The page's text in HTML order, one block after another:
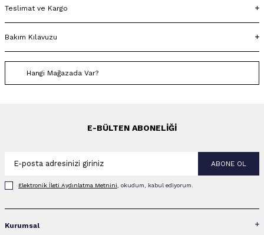
Teslimat ve Kargo
Bakım Kılavuzu
Hangi Mağazada Var?
E-BÜLTEN ABONELIĞI
ABONE OL
Elektronik İleti Aydınlatma Metni‌ni , okudum, kabul ediyorum.
Kurumsal